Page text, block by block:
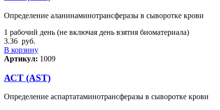
Определение аланинаминотрансферазы в сыворотке крови
1 рабочий день (не включая день взятия биоматериала)
3.36 руб.
В корзину
Артикул: 1009
АСТ (AST)
Определение аспартатаминотрансферазы в сыворотке крови